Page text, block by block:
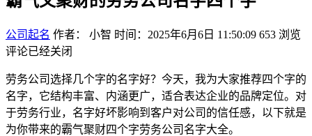
公司起名 作者： 小智 时间：2025年6月6日 11:50:09 653 浏览
评论已经关闭
劳务公司选择几个字的名字好？今天，我为大家推荐四个字的
名字，它结构丰富、内涵更广，适合表达企业的品牌定位。对
于劳务行业，名字好坏影响到客户对公司的信任感，以下就是
为你带来的霸气聚财四个字劳务公司名字大全。